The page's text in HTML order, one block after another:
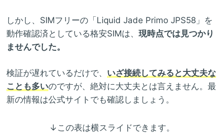
しかし、SIMフリーの「Liquid Jade Primo JPS58」を
動作確認済としている格安SIMは、 現時点では見つかり
ませんでした。
検証が遅れているだけで、 いざ接続してみると大丈夫な
ことも多いのですが、絶対に大丈夫とは言えません。最
新の情報は公式サイトでも確認しましょう。
↓この表は横スライドできます。